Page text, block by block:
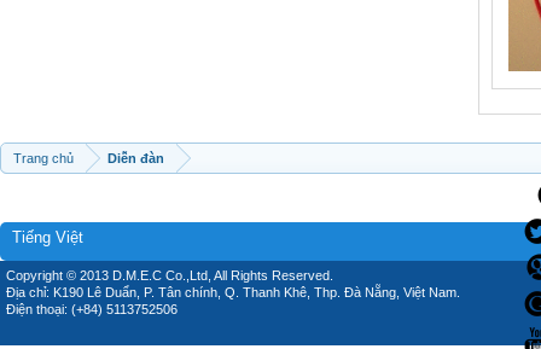
Trang chủ Diễn đàn
Tiếng Việt
Copyright © 2013 D.M.E.C Co.,Ltd, All Rights Reserved.
Địa chỉ: K190 Lê Duẩn, P. Tân chính, Q. Thanh Khê, Thp. Đà Nẵng, Việt Nam.
Điện thoại: (+84) 5113752506